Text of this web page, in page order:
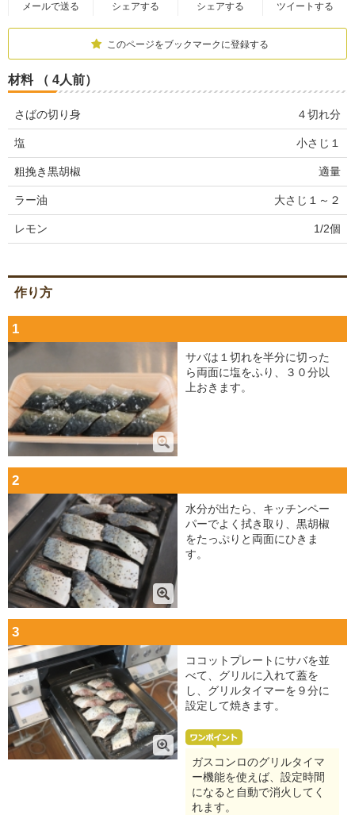
メールで送る シェアする シェアする ツイートする
このページをブックマークに登録する
材料 （ 4人前）
さばの切り身 ４切れ分
塩 小さじ１
粗挽き黒胡椒 適量
ラー油 大さじ１～２
レモン 1/2個
作り方
1
サバは１切れを半分に切った
ら両面に塩をふり、３０分以
上おきます。
2
水分が出たら、キッチンペー
パーでよく拭き取り、黒胡椒
をたっぷりと両面にひきま
す。
3
ココットプレートにサバを並
べて、グリルに入れて蓋を
し、グリルタイマーを９分に
設定して焼きます。
ガスコンロのグリルタイマ
ー機能を使えば、設定時間
になると自動で消火してく
れます。